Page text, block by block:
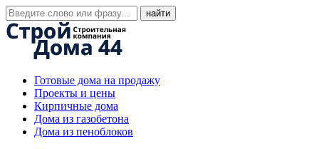
Готовые дома на продажу
Проекты и цены
Кирпичные дома
Дома из газобетона
Дома из пеноблоков